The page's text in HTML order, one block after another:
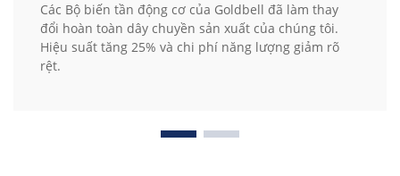
Các Bộ biến tần động cơ của Goldbell đã làm thay
đổi hoàn toàn dây chuyền sản xuất của chúng tôi.
Hiệu suất tăng 25% và chi phí năng lượng giảm rõ
rệt.